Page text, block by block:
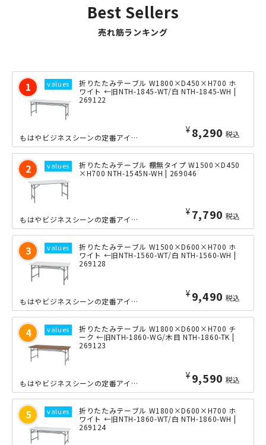
Best Sellers
売れ筋ランキング
折りたたみテーブル W1800×D450×H700 ホ
ワイト ←旧NTH-1845-WT/白 NTH-1845-WH |
269122
¥ 8,290 税込
もはやビジネスシーンの定番アイテムとも言える、オーソドックスな折りたたみ会議テー...
折りたたみテーブル 棚無タイプ W1500×D450
×H700 NTH-1545N-WH | 269046
¥ 7,790 税込
もはやビジネスシーンの定番アイテムとも言える、オーソドックスな折りたたみ会議テー...
折りたたみテーブル W1500×D600×H700 ホ
ワイト ←旧NTH-1560-WT/白 NTH-1560-WH |
269128
¥ 9,490 税込
もはやビジネスシーンの定番アイテムとも言える、オーソドックスな折りたたみ会議テー...
折りたたみテーブル W1800×D600×H700 チ
ーク ←旧NTH-1860-WG/木目 NTH-1860-TK |
269123
¥ 9,590 税込
もはやビジネスシーンの定番アイテムとも言える、オーソドックスな折りたたみ会議テー...
折りたたみテーブル W1800×D600×H700 ホ
ワイト ←旧NTH-1860-WT/白 NTH-1860-WH |
269124